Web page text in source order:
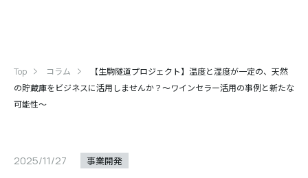
Top コラム
【生駒隧道プロジェクト】温度と湿度が一定の、天然
の貯蔵庫をビジネスに活用しませんか？～ワインセラー活用の事例と新たな
可能性～
2025/11/27 事業開発